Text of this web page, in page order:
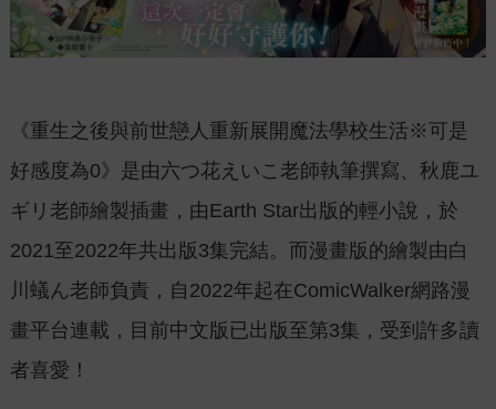
《重生之後與前世戀人重新展開魔法學校生活※可是
好感度為0》是由六つ花えいこ老師執筆撰寫、秋鹿ユ
ギリ老師繪製插畫，由Earth Star出版的輕小說，於
2021至2022年共出版3集完結。而漫畫版的繪製由白
川蟻ん老師負責，自2022年起在ComicWalker網路漫
畫平台連載，目前中文版已出版至第3集，受到許多讀
者喜愛！